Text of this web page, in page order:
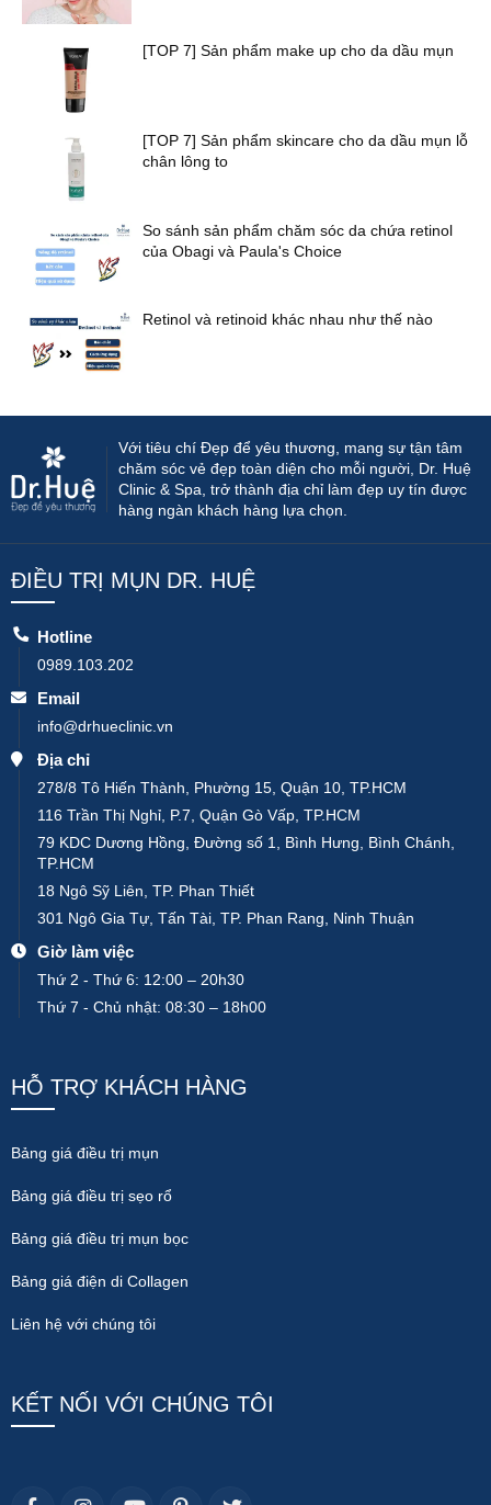
[TOP 7] Sản phẩm make up cho da dầu mụn
[TOP 7] Sản phẩm skincare cho da dầu mụn lỗ
chân lông to
So sánh sản phẩm chăm sóc da chứa retinol
của Obagi và Paula's Choice
Retinol và retinoid khác nhau như thế nào
Với tiêu chí Đẹp để yêu thương, mang sự tận tâm
chăm sóc vẻ đẹp toàn diện cho mỗi người, Dr. Huệ
Clinic & Spa, trở thành địa chỉ làm đẹp uy tín được
hàng ngàn khách hàng lựa chọn.
ĐIỀU TRỊ MỤN DR. HUỆ
Hotline
0989.103.202
Email
info@drhueclinic.vn
Địa chỉ
278/8 Tô Hiến Thành, Phường 15, Quận 10, TP.HCM
116 Trần Thị Nghỉ, P.7, Quận Gò Vấp, TP.HCM
79 KDC Dương Hồng, Đường số 1, Bình Hưng, Bình Chánh,
TP.HCM
18 Ngô Sỹ Liên, TP. Phan Thiết
301 Ngô Gia Tự, Tấn Tài, TP. Phan Rang, Ninh Thuận
Giờ làm việc
Thứ 2 - Thứ 6: 12:00 – 20h30
Thứ 7 - Chủ nhật: 08:30 – 18h00
HỖ TRỢ KHÁCH HÀNG
Bảng giá điều trị mụn
Bảng giá điều trị sẹo rổ
Bảng giá điều trị mụn bọc
Bảng giá điện di Collagen
Liên hệ với chúng tôi
KẾT NỐI VỚI CHÚNG TÔI